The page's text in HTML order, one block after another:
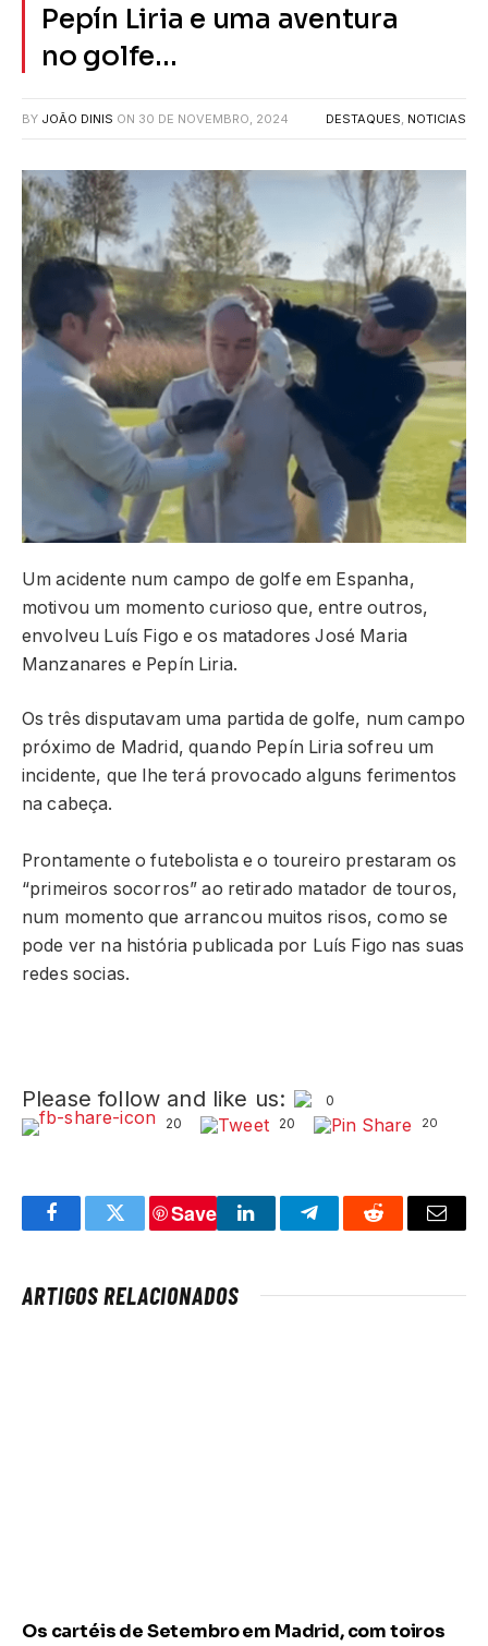
Pepín Liria e uma aventura
no golfe…
BY JOÃO DINIS ON 30 DE NOVEMBRO, 2024 DESTAQUES, NOTICIAS
Um acidente num campo de golfe em Espanha,
motivou um momento curioso que, entre outros,
envolveu Luís Figo e os matadores José Maria
Manzanares e Pepín Liria.
Os três disputavam uma partida de golfe, num campo
próximo de Madrid, quando Pepín Liria sofreu um
incidente, que lhe terá provocado alguns ferimentos
na cabeça.
Prontamente o futebolista e o toureiro prestaram os
“primeiros socorros” ao retirado matador de touros,
num momento que arrancou muitos risos, como se
pode ver na história publicada por Luís Figo nas suas
redes socias.
Please follow and like us:
0
20
20 20
FacebookTwitter
Save
LinkedInTelegramReddit Email
ARTIGOS RELACIONADOS
Os cartéis de Setembro em Madrid, com toiros